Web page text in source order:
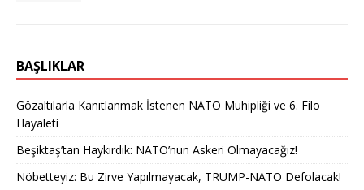
BAŞLIKLAR
Gözaltılarla Kanıtlanmak İstenen NATO Muhipliği ve 6. Filo
Hayaleti
Beşiktaş’tan Haykırdık: NATO’nun Askeri Olmayacağız!
Nöbetteyiz: Bu Zirve Yapılmayacak, TRUMP-NATO Defolacak!